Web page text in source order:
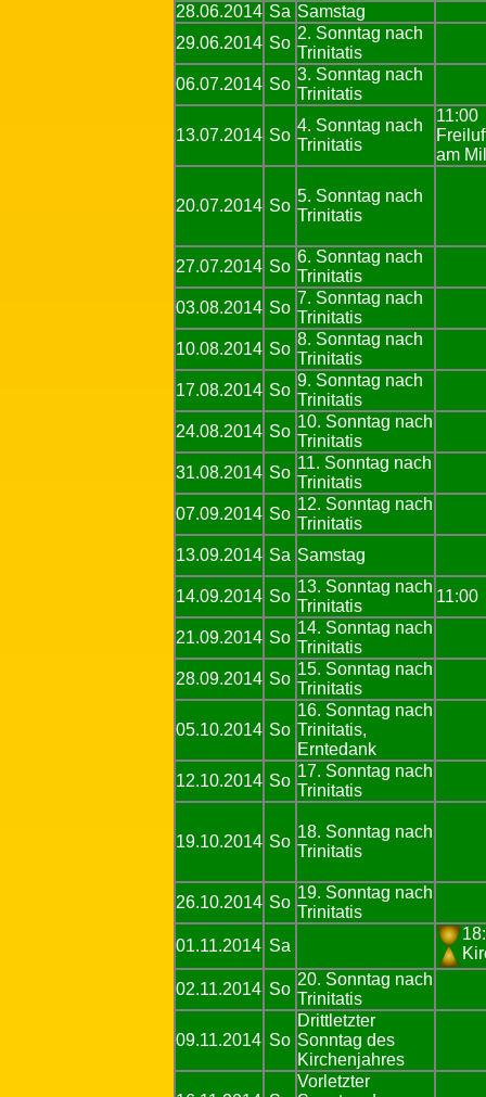
28.06.2014 Sa Samstag
29.06.2014 So
2. Sonntag nach
Trinitatis
06.07.2014 So
3. Sonntag nach
Trinitatis
13.07.2014 So
4. Sonntag nach
Trinitatis
11:00
am
20.07.2014 So
5. Sonntag nach
Trinitatis
27.07.2014 So
6. Sonntag nach
Trinitatis
03.08.2014 So
7. Sonntag nach
Trinitatis
10.08.2014 So
8. Sonntag nach
Trinitatis
17.08.2014 So
9. Sonntag nach
Trinitatis
24.08.2014 So
10. Sonntag nach
Trinitatis
31.08.2014 So
11. Sonntag nach
Trinitatis
07.09.2014 So
12. Sonntag nach
Trinitatis
13.09.2014 Sa Samstag
14.09.2014 So
13. Sonntag nach
Trinitatis
11:00
21.09.2014 So
14. Sonntag nach
Trinitatis
28.09.2014 So
15. Sonntag nach
Trinitatis
05.10.2014 So
16. Sonntag nach
Trinitatis,
Erntedank
12.10.2014 So
17. Sonntag nach
Trinitatis
19.10.2014 So
18. Sonntag nach
Trinitatis
26.10.2014 So
19. Sonntag nach
Trinitatis
01.11.2014 Sa
02.11.2014 So
20. Sonntag nach
Trinitatis
09.11.2014 So
Drittletzter
Sonntag des
Kirchenjahres
Vorletzter